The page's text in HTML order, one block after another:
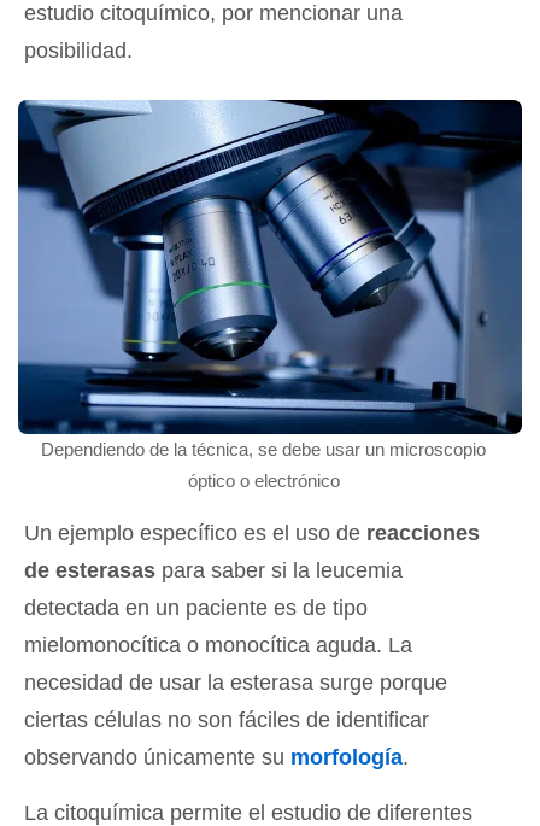
estudio citoquímico, por mencionar una
posibilidad.
Dependiendo de la técnica, se debe usar un microscopio
óptico o electrónico
Un ejemplo específico es el uso de reacciones
de esterasas para saber si la leucemia
detectada en un paciente es de tipo
mielomonocítica o monocítica aguda. La
necesidad de usar la esterasa surge porque
ciertas células no son fáciles de identificar
observando únicamente su morfología.
La citoquímica permite el estudio de diferentes